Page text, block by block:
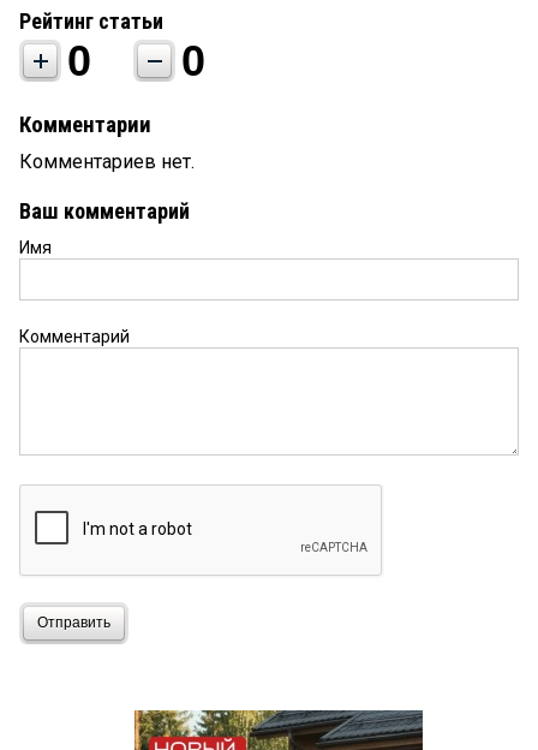
Рейтинг статьи
0 0
Комментарии
Комментариев нет.
Ваш комментарий
Имя
Комментарий
Отправить